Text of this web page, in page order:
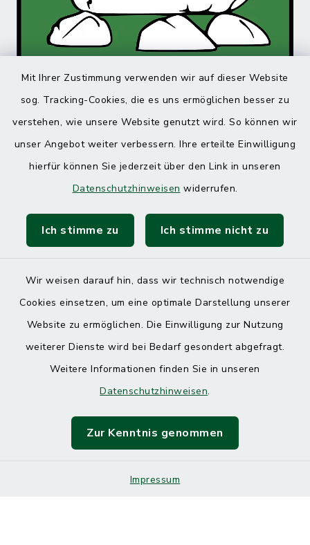
Mit Ihrer Zustimmung verwenden wir auf dieser Website
sog. Tracking-Cookies, die es uns ermöglichen besser zu
verstehen, wie unsere Website genutzt wird. So können wir
unser Angebot weiter verbessern. Ihre erteilte Einwilligung
hierfür können Sie jederzeit über den Link in unseren
Datenschutzhinweisen widerrufen.
Ich stimme zu Ich stimme nicht zu
Wir weisen darauf hin, dass wir technisch notwendige
Cookies einsetzen, um eine optimale Darstellung unserer
Website zu ermöglichen. Die Einwilligung zur Nutzung
weiterer Dienste wird bei Bedarf gesondert abgefragt.
Weitere Informationen finden Sie in unseren
Datenschutzhinweisen.
Zur Kenntnis genommen
Impressum
Kontakt
Barrierefreiheit
Datenschutz
Impressum
Sitemap
Cookie-Einstellungen